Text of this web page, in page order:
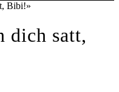
Bibi!»
dich satt,